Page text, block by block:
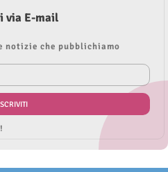
via E-mail
notizie che pubblichiamo